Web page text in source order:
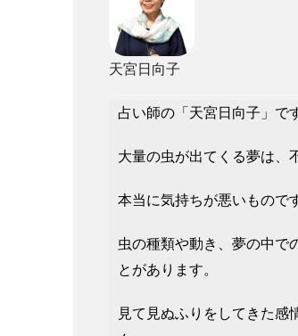
天宮日向子
占い師の「天宮日向子」で
大量の虫が出てくる夢は、
本当に気持ちが悪いもので
虫の種類や動き、夢の中で
とがあります。
見て見ぬふりをしてきた感